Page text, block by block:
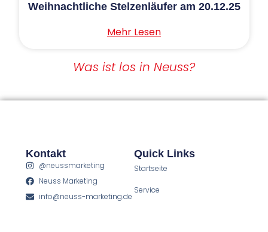
Weihnachtliche Stelzenläufer am 20.12.25
Mehr Lesen
Was ist los in Neuss?
Quick Links
Startseite
Service
Kontakt
@neussmarketing
Neuss Marketing
info@neuss-marketing.de